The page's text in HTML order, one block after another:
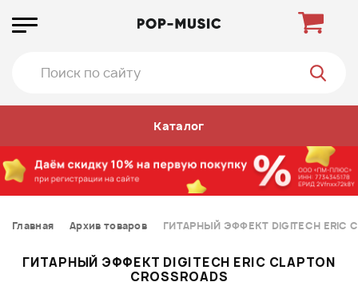
Каталог
Главная Архив товаров ГИТАРНЫЙ ЭФФЕКТ DIGITECH ERIC
ГИТАРНЫЙ ЭФФЕКТ DIGITECH ERIC CLAPTON
CROSSROADS